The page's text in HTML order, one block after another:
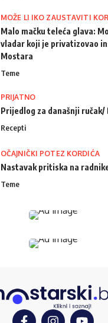
MOŽE LI IKO ZAUSTAVITI
Malo mačku teleća glava:
vladar koji je privatizovao
Mostara
Teme
PRIJATNO
Prijedlog za današnji ručak/
Recepti
OČAJNIČKI POTEZ KORDIĆA
Nastavak pritiska na
Teme